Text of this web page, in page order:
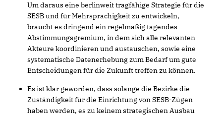
Um daraus eine berlinweit tragfähige Strategie für die
SESB und für Mehrsprachigkeit zu entwickeln,
braucht es dringend ein regelmäßig tagendes
Abstimmungsgremium, in dem sich alle relevanten
Akteure koordinieren und austauschen, sowie eine
systematische Datenerhebung zum Bedarf um gute
Entscheidungen für die Zukunft treffen zu können.
Es ist klar geworden, dass solange die Bezirke die
Zuständigkeit für die Einrichtung von SESB-Zügen
haben werden, es zu keinem strategischen Ausbau